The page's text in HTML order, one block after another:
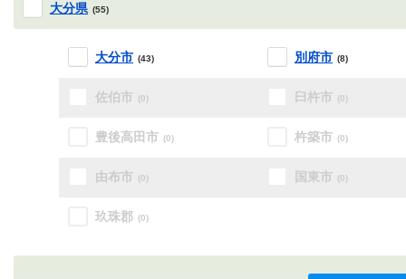
大分県 (55)
大分市 (43) 別府市 (8)
佐伯市 (0) 臼杵市 (0)
豊後高田市 (0) 杵築市 (0)
由布市 (0) 国東市 (0)
玖珠郡 (0)